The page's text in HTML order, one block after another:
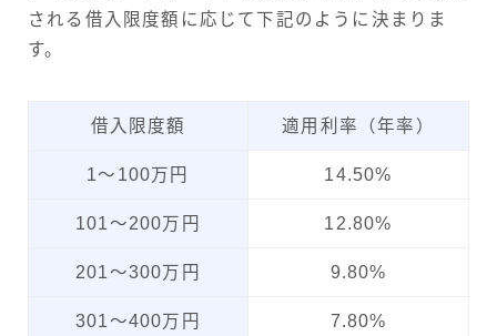
される借入限度額に応じて下記のように決まりま
す。
借入限度額 適用利率（年率）
1～100万円 14.50%
101～200万円 12.80%
201～300万円 9.80%
301～400万円 7.80%